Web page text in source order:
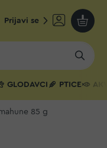
Prijavi se
Moja
GLODAVCI PTICE
85 g